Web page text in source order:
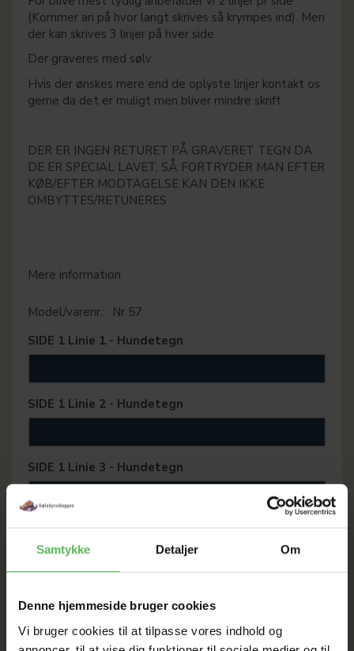
Samtykke Detaljer Om
Denne hjemmeside bruger cookies
Vi bruger cookies til at tilpasse vores indhold og
(Kommer an på hvor langt skrives så krympes ind). Men
der kan skrives 3 linjer på hver side
Der graveres med sølv
Hvis der ønskes mere end de oplyste linjer kontakt os
gerne da det er muligt men bliver mindre skrift
DER ER INGEN RETURET PÅ GRAVERET TEGN DA
DE ER SPECIAL LAVET, SÅ FORTRYDER MAN EFTER
KØB/EFTER MODTAGELSE KAN DEN IKKE
OMBYTTES/RETUNERES
Mere information
Model/varenr.: Nr 57
SIDE 1 Linie 1 - Hundetegn
SIDE 1 Linie 2 - Hundetegn
SIDE 1 Linie 3 - Hundetegn
SIDE 2 Linie 1 - Hundetegn